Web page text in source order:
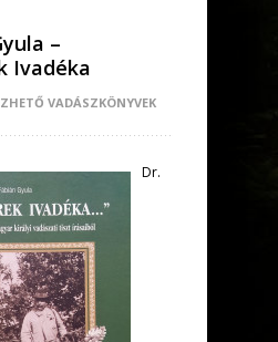
–
Ivadéka
VADÁSZKÖNYVEK
Dr.